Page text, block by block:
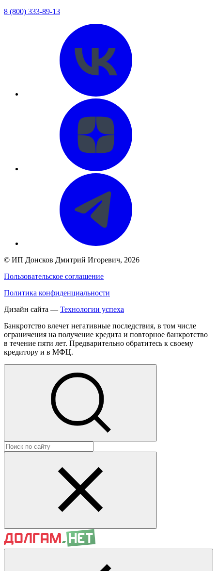
8 (800) 333-89-13
© ИП Донсков Дмитрий Игоревич, 2026
Пользовательское соглашение
Политика конфиденциальности
Дизайн сайта — Технологии успеха
Банкротство влечет негативные последствия, в том числе
ограничения на получение кредита и повторное банкротство
в течение пяти лет. Предварительно обратитесь к своему
кредитору и в МФЦ.